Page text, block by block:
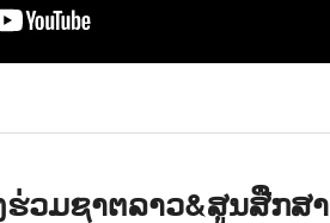
ວມຊາຕລາວ&ສູນສືກສາ